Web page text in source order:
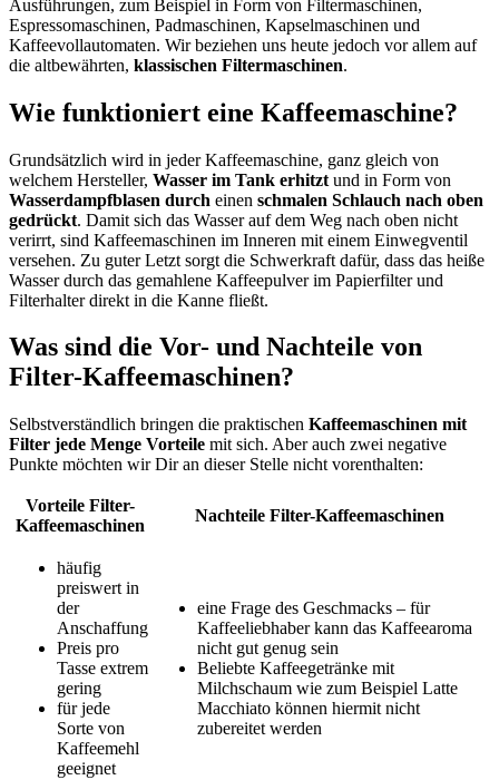
Ausführungen, zum Beispiel in Form von Filtermaschinen,
Espressomaschinen, Padmaschinen, Kapselmaschinen und
Kaffeevollautomaten. Wir beziehen uns heute jedoch vor allem auf
die altbewährten, klassischen Filtermaschinen.
Wie funktioniert eine Kaffeemaschine?
Grundsätzlich wird in jeder Kaffeemaschine, ganz gleich von
welchem Hersteller, Wasser im Tank erhitzt und in Form von
Wasserdampfblasen durch einen schmalen Schlauch nach oben
gedrückt. Damit sich das Wasser auf dem Weg nach oben nicht
verirrt, sind Kaffeemaschinen im Inneren mit einem Einwegventil
versehen. Zu guter Letzt sorgt die Schwerkraft dafür, dass das heiße
Wasser durch das gemahlene Kaffeepulver im Papierfilter und
Filterhalter direkt in die Kanne fließt.
Was sind die Vor- und Nachteile von
Filter-Kaffeemaschinen?
Selbstverständlich bringen die praktischen Kaffeemaschinen mit
Filter jede Menge Vorteile mit sich. Aber auch zwei negative
Punkte möchten wir Dir an dieser Stelle nicht vorenthalten:
Vorteile Filter-
Kaffeemaschinen
Nachteile Filter-Kaffeemaschinen
häufig
preiswert in
der
Anschaffung
Preis pro
Tasse extrem
gering
für jede
Sorte von
Kaffeemehl
geeignet
eine Frage des Geschmacks – für
Kaffeeliebhaber kann das Kaffeearoma
nicht gut genug sein
Beliebte Kaffeegetränke mit
Milchschaum wie zum Beispiel Latte
Macchiato können hiermit nicht
zubereitet werden